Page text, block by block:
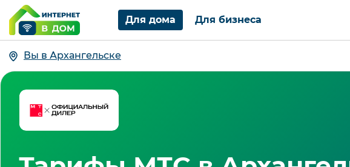
Для дома Для бизнеса
Вы в Архангельске